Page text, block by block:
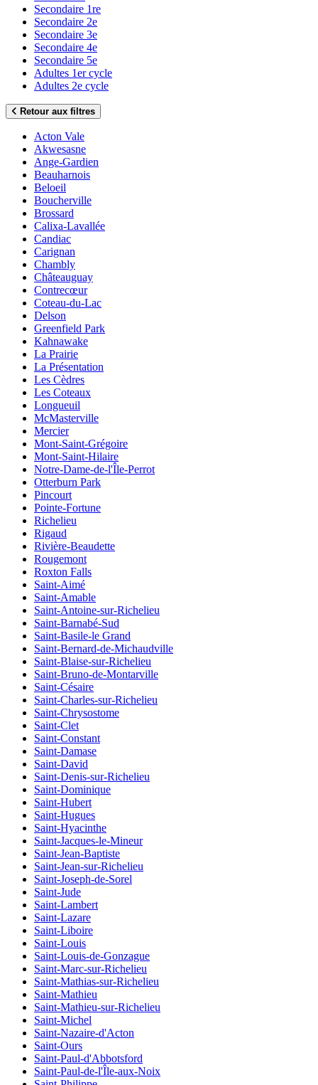
Secondaire 1re
Secondaire 2e
Secondaire 3e
Secondaire 4e
Secondaire 5e
Adultes 1er cycle
Adultes 2e cycle
Retour aux filtres
Acton Vale
Akwesasne
Ange-Gardien
Beauharnois
Beloeil
Boucherville
Brossard
Calixa-Lavallée
Candiac
Carignan
Chambly
Châteauguay
Contrecœur
Coteau-du-Lac
Delson
Greenfield Park
Kahnawake
La Prairie
La Présentation
Les Cèdres
Les Coteaux
Longueuil
McMasterville
Mercier
Mont-Saint-Grégoire
Mont-Saint-Hilaire
Notre-Dame-de-l'Île-Perrot
Otterburn Park
Pincourt
Pointe-Fortune
Richelieu
Rigaud
Rivière-Beaudette
Rougemont
Roxton Falls
Saint-Aimé
Saint-Amable
Saint-Antoine-sur-Richelieu
Saint-Barnabé-Sud
Saint-Basile-le Grand
Saint-Bernard-de-Michaudville
Saint-Blaise-sur-Richelieu
Saint-Bruno-de-Montarville
Saint-Césaire
Saint-Charles-sur-Richelieu
Saint-Chrysostome
Saint-Clet
Saint-Constant
Saint-Damase
Saint-David
Saint-Denis-sur-Richelieu
Saint-Dominique
Saint-Hubert
Saint-Hugues
Saint-Hyacinthe
Saint-Jacques-le-Mineur
Saint-Jean-Baptiste
Saint-Jean-sur-Richelieu
Saint-Joseph-de-Sorel
Saint-Jude
Saint-Lambert
Saint-Lazare
Saint-Liboire
Saint-Louis
Saint-Louis-de-Gonzague
Saint-Marc-sur-Richelieu
Saint-Mathias-sur-Richelieu
Saint-Mathieu
Saint-Mathieu-sur-Richelieu
Saint-Michel
Saint-Nazaire-d'Acton
Saint-Ours
Saint-Paul-d'Abbotsford
Saint-Paul-de-l'Île-aux-Noix